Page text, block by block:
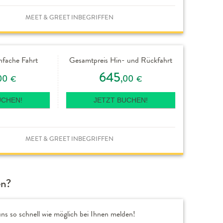
MEET & GREET INBEGRIFFEN
Fahrt
€
Gesamtpreis Hin- und Rückfahrt
645,00 €
JETZT BUCHEN!
MEET & GREET INBEGRIFFEN
so schnell wie möglich bei Ihnen melden!